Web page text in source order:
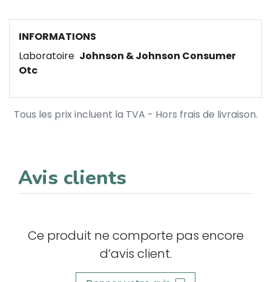
INFORMATIONS
Laboratoire Johnson & Johnson Consumer
Otc
Tous les prix incluent la TVA - Hors frais de livraison.
Avis clients
Ce produit ne comporte pas encore
d’avis client.